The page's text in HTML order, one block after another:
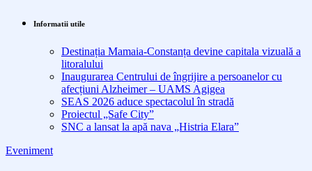
Informatii utile
Destinația Mamaia-Constanța devine capitala vizuală a
litoralului
Inaugurarea Centrului de îngrijire a persoanelor cu
afecțiuni Alzheimer – UAMS Agigea
SEAS 2026 aduce spectacolul în stradă
Proiectul „Safe City”
SNC a lansat la apă nava „Histria Elara”
Eveniment